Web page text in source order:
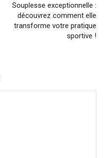
Souplesse exceptionnelle :
découvrez comment elle
transforme votre pratique
sportive !